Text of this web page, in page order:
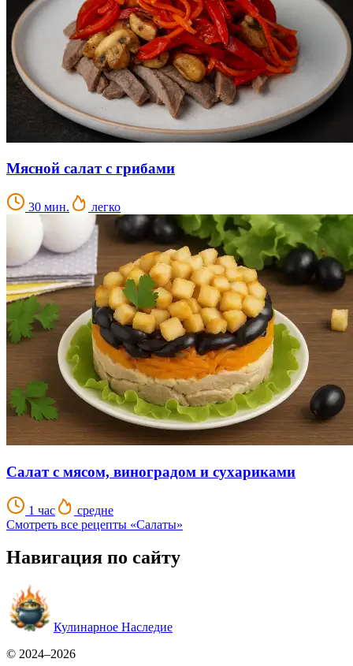
Мясной салат с грибами
30 мин. легко
Салат с мясом, виноградом и сухариками
1 час
средне
Смотреть все рецепты «Салаты»
Навигация по сайту
Кулинарное Наследие
© 2024–2026